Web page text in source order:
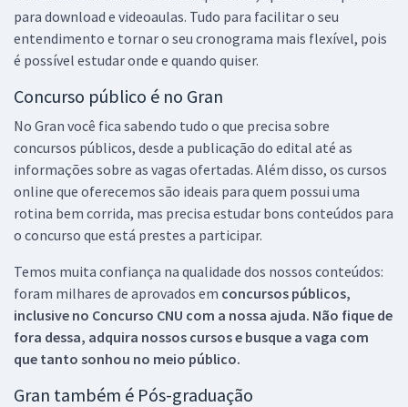
para download e videoaulas. Tudo para facilitar o seu
entendimento e tornar o seu cronograma mais flexível, pois
é possível estudar onde e quando quiser.
Concurso público é no Gran
No Gran você fica sabendo tudo o que precisa sobre
concursos públicos, desde a publicação do edital até as
informações sobre as vagas ofertadas. Além disso, os cursos
online que oferecemos são ideais para quem possui uma
rotina bem corrida, mas precisa estudar bons conteúdos para
o concurso que está prestes a participar.
Temos muita confiança na qualidade dos nossos conteúdos:
foram milhares de aprovados em concursos públicos,
inclusive no Concurso CNU com a nossa ajuda. Não fique de
fora dessa, adquira nossos cursos e busque a vaga com
que tanto sonhou no meio público.
Gran também é Pós-graduação